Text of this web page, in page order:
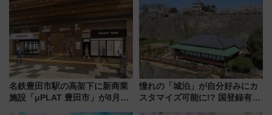
響
暇村のお得な日帰りプランも登
場
名鉄豊田市駅の高架下に新商業
施設「μPLAT 豊田市」が8月26
憧れの「城泊」が自分好みにカ
スタマイズ可能に!? 国登録有形